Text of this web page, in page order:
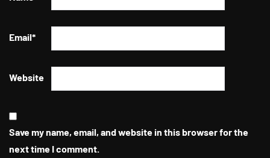
Email*
Website
Save my name, email, and website in this browser for the
next time I comment.